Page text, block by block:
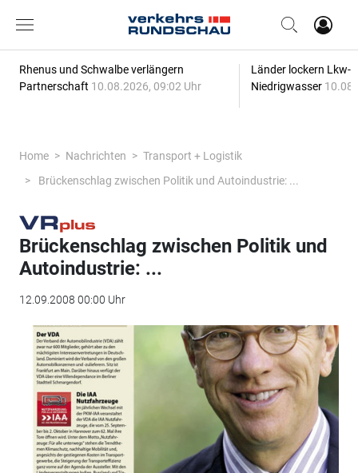
Rhenus und Schwalbe verlängern
Partnerschaft 10.08.2026, 09:02 Uhr
Länder lockern Lkw-
Niedrigwasser
Home Nachrichten
Transport + Logistik
Brückenschlag zwischen Politik und Autoindustrie: ...
Brückenschlag zwischen Politik und
Autoindustrie: ...
12.09.2008 00:00 Uhr